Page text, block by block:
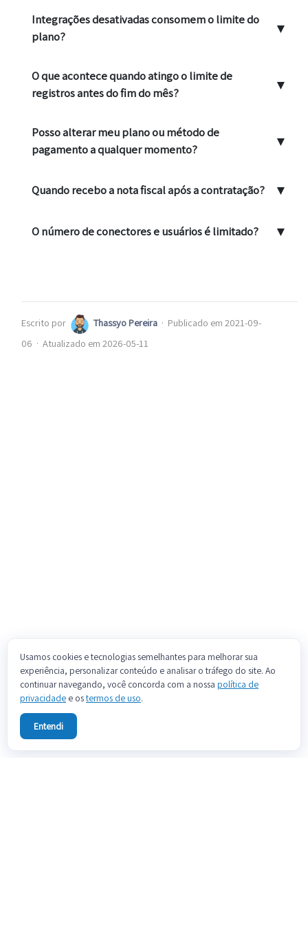
Integrações desativadas consomem o limite do
plano?
▼
O que acontece quando atingo o limite de
registros antes do fim do mês?
▼
Posso alterar meu plano ou método de
pagamento a qualquer momento?
▼
Quando recebo a nota fiscal após a contratação? ▼
O número de conectores e usuários é limitado? ▼
Escrito por Thassyo Pereira · Publicado em 2021-09-
06 · Atualizado em 2026-05-11
Usamos cookies e tecnologias semelhantes para melhorar sua
experiência, personalizar conteúdo e analisar o tráfego do site. Ao
continuar navegando, você concorda com a nossa política de
privacidade e ostermos de uso.
Entendi